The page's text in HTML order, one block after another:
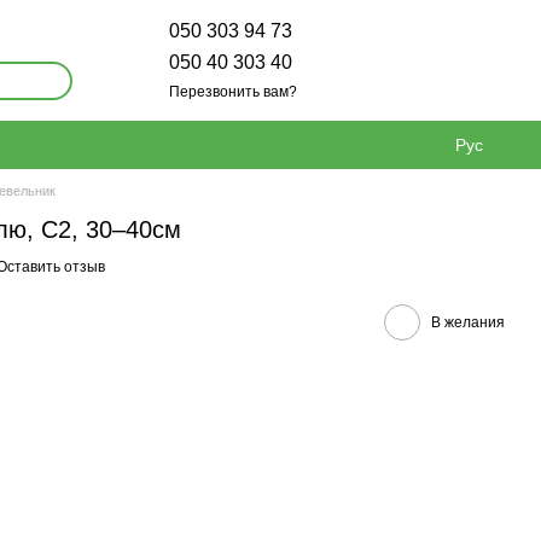
050 303 94 73
050 40 303 40
Перезвонить вам?
Рус
С2, 30–40см
отзыв
В желания